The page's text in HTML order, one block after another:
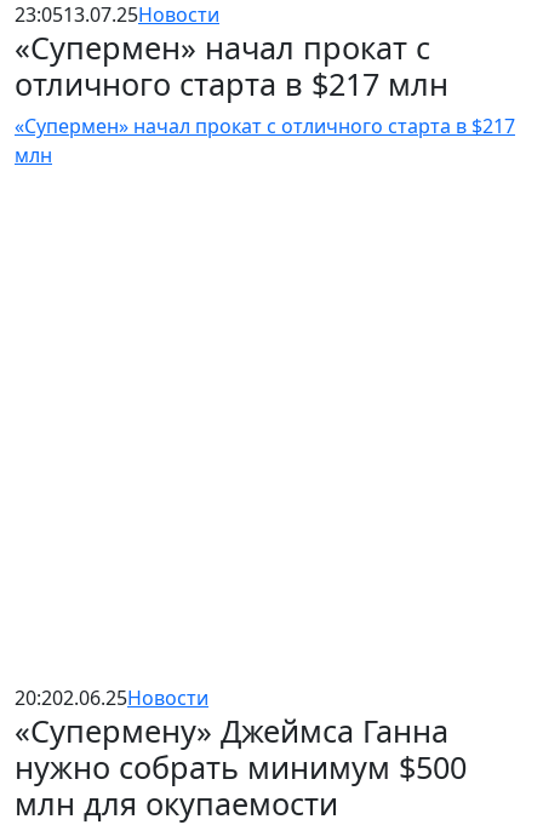
23:0513.07.25Новости
«Супермен» начал прокат с
отличного старта в $217 млн
«Супермен» начал прокат с отличного старта в $217
млн
20:202.06.25Новости
«Супермену» Джеймса Ганна
нужно собрать минимум $500
млн для окупаемости